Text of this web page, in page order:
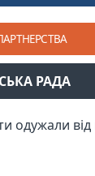
РАДА
одужали